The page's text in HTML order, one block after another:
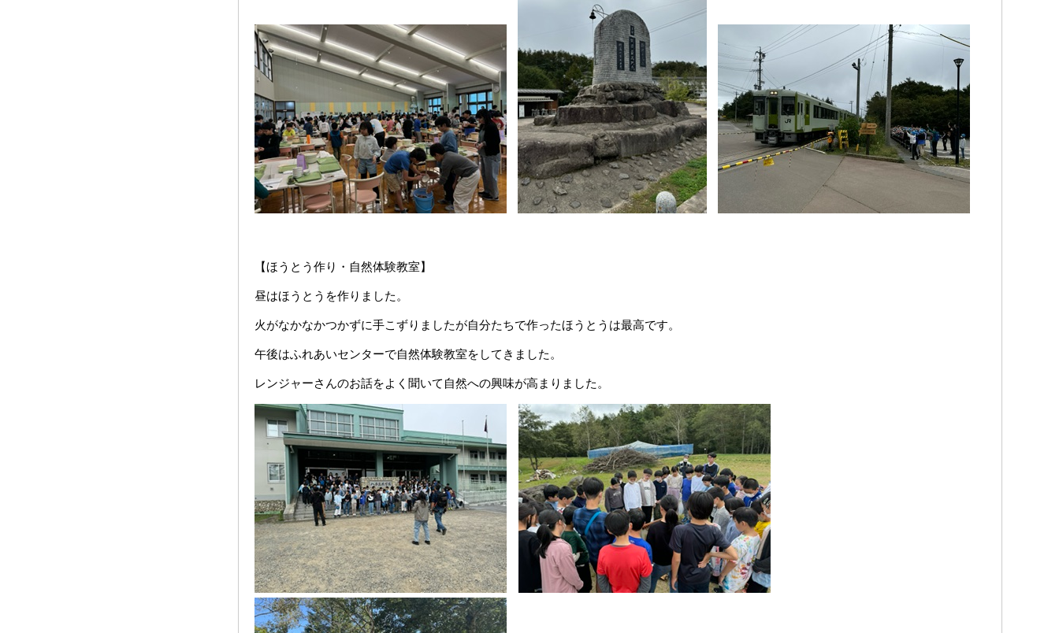
【ほうとう作り・自然体験教室】
昼はほうとうを作りました。
火がなかなかつかずに手こずりましたが自分たちで作ったほうとうは最高です。
午後はふれあいセンターで自然体験教室をしてきました。
レンジャーさんのお話をよく聞いて自然への興味が高まりました。